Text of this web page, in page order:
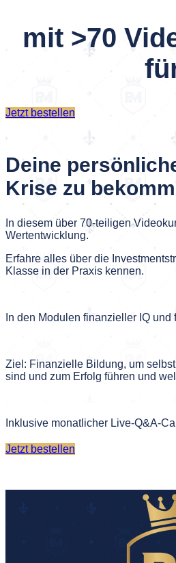
mit >70
Jetzt bestellen
Deine
Krise zu
In diesem über 70-teiligen
Wertentwicklung.
Erfahre alles über die
Klasse in der Praxis kennen.
In den Modulen finanzieller IQ
Ziel: Finanzielle Bildung, um
sind und zum Erfolg führen und
Inklusive monatlicher Live-Q&A-
Jetzt bestellen